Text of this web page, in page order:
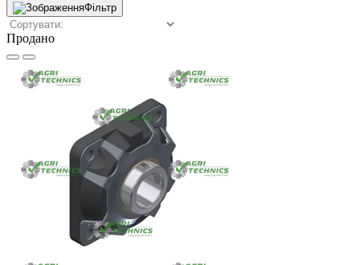
Фільтр
Продано